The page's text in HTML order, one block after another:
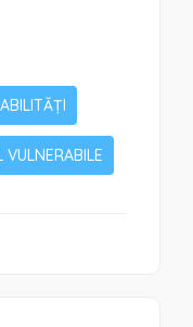
VULNERABILE